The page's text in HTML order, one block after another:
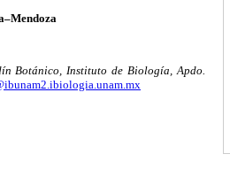
Botánico, Instituto de Biología, Apdo.